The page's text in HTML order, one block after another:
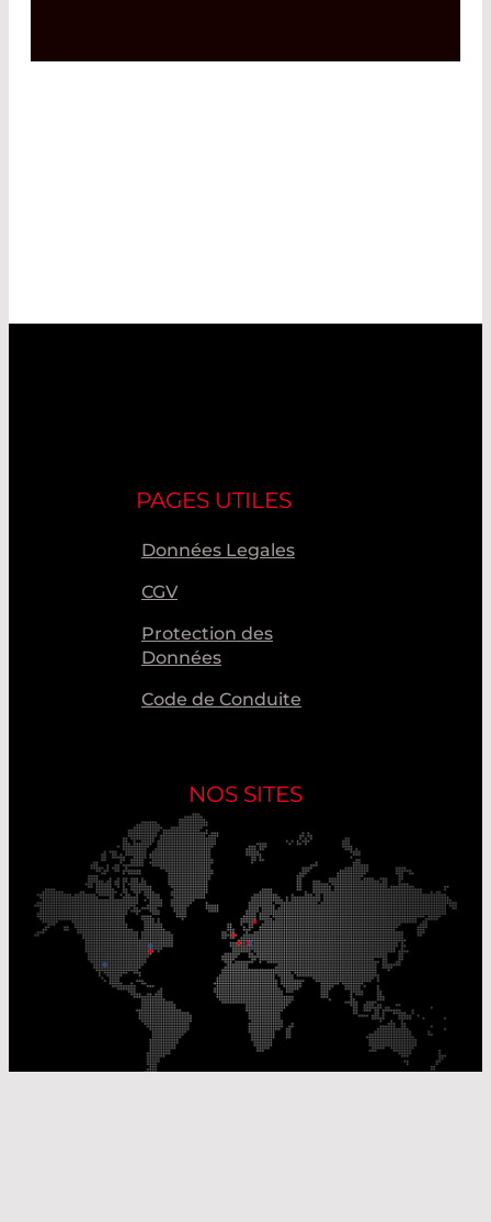
PAGES UTILES
Données Legales
CGV
Protection des
Données
Code de Conduite
NOS SITES